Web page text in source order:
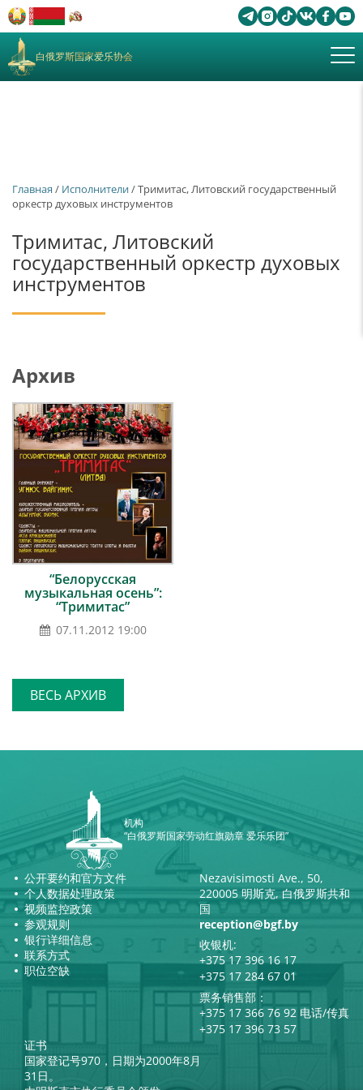
白俄罗斯国家爱乐协会
Главная / Исполнители/ Тримитас, Литовский государственный
оркестр духовых инструментов
Тримитас, Литовский
государственный оркестр духовых
инструментов
Архив
“Белорусская
музыкальная осень”:
“Тримитас”
07.11.2012 19:00
ВЕСЬ АРХИВ
机构
“白俄罗斯国家劳动红旗勋章 爱乐乐团”
公开要约和官方文件
个人数据处理政策
视频监控政策
参观规则
银行详细信息
联系方式
职位空缺
Nezavisimosti Ave., 50,
220005 明斯克, 白俄罗斯共和
国
reception@bgf.by
收银机:
+375 17 396 16 17
+375 17 284 67 01
票务销售部：
+375 17 366 76 92 电话/传真
+375 17 396 73 57
证书
国家登记号970，日期为2000年8月
31日。